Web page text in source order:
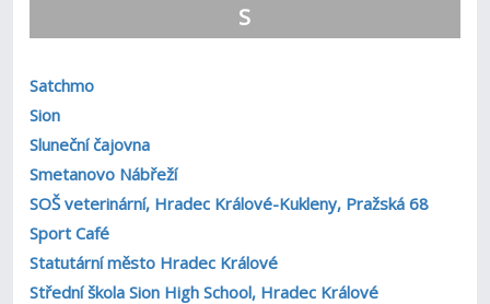
S
Satchmo
Sion
Sluneční čajovna
Smetanovo Nábřeží
SOŠ veterinární, Hradec Králové-Kukleny, Pražská 68
Sport Café
Statutární město Hradec Králové
Střední škola Sion High School, Hradec Králové